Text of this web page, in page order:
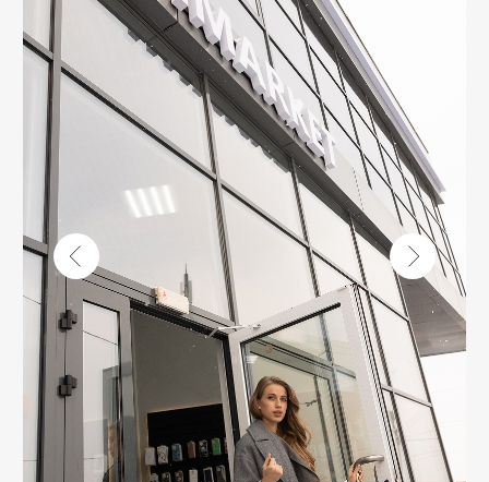
Г. ОРЕНБУРГ
ПР. ГАГАРИНА 48/3
ТК «ТРИ МАРТЫШКИ»